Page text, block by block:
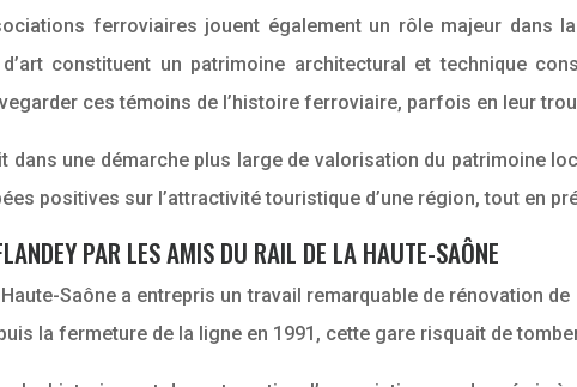
ferroviaires jouent également un rôle majeur dans
constituent un patrimoine architectural et technique
ces témoins de l’histoire ferroviaire, parfois en leur
dans une démarche plus large de valorisation du patrimoine
positives sur l’attractivité touristique d’une région, tout en
PAR LES AMIS DU RAIL DE LA HAUTE-SAÔNE
Saône a entrepris un travail remarquable de rénovation
la fermeture de la ligne en 1991, cette gare risquait de